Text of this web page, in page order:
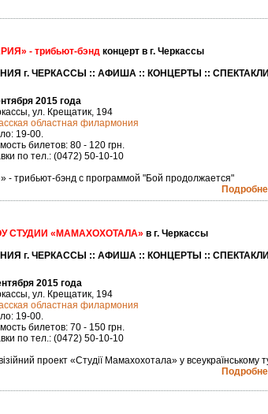
- трибьют-бэндконцерт в г. Черкассы
г. ЧЕРКАССЫ :: АФИША :: КОНЦЕРТЫ :: СПЕКТАКЛИ
2015 года
ул. Крещатик, 194
областная филармония
19-00.
билетов: 80 - 120 грн.
по тел.: (0472) 50-10-10
- трибьют-бэнд с программой "Бой продолжается"
СТУДИИ «МАМАХОХОТАЛА» в г. Черкассы
г. ЧЕРКАССЫ :: АФИША :: КОНЦЕРТЫ :: СПЕКТАКЛИ
2015 года
ул. Крещатик, 194
областная филармония
19-00.
билетов: 70 - 150 грн.
по тел.: (0472) 50-10-10
проект «Студії Мамахохотала» у всеукраїнському